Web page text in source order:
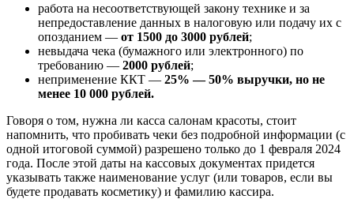
работа на несоответствующей закону технике и за
непредоставление данных в налоговую или подачу их с
опозданием — от 1500 до 3000 рублей;
невыдача чека (бумажного или электронного) по
требованию — 2000 рублей;
неприменение ККТ — 25% — 50% выручки, но не
менее 10 000 рублей.
Говоря о том, нужна ли касса салонам красоты, стоит
напомнить, что пробивать чеки без подробной информации (с
одной итоговой суммой) разрешено только до 1 февраля 2024
года. После этой даты на кассовых документах придется
указывать также наименование услуг (или товаров, если вы
будете продавать косметику) и фамилию кассира.